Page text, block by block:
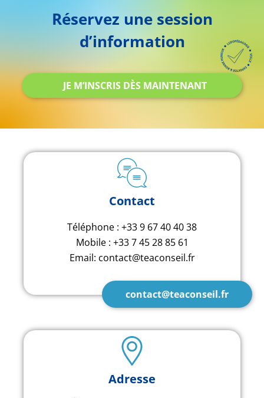
Réservez une session
d’information
JE M’INSCRIS DÈS MAINTENANT
Contact
Téléphone : +33 9 67 40 40 38
Mobile : +33 7 45 28 85 61
Email: contact@teaconseil.fr
contact@teaconseil.fr
Adresse